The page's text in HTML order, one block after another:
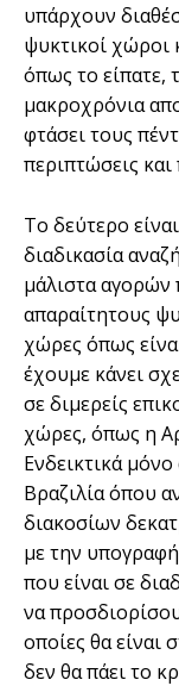
υπάρχουν
ψυκτικοί χώροι
όπως το είπατε,
μακροχρόνια
φτάσει τους
περιπτώσεις
Το δεύτερο
διαδικασία
μάλιστα αγορών
απαραίτητους
χώρες όπως
έχουμε κάνει
σε διμερείς
χώρες, όπως η
Ενδεικτικά
Βραζιλία όπου
διακοσίων
με την
που είναι σε
να
οποίες θα είναι
δεν θα πάει το